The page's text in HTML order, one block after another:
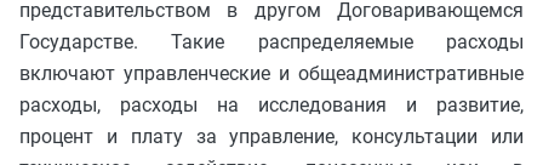
представительством в другом Договаривающемся
Государстве. Такие распределяемые расходы
включают управленческие и общеадминистративные
расходы, расходы на исследования и развитие,
процент и плату за управление, консультации или